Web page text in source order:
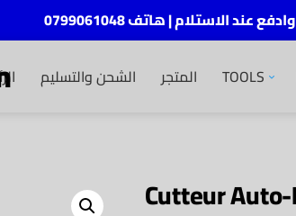
عند الاستلام | هاتف 0799061048
الشحن والتسليم المتجر TOOLS
Cutteur